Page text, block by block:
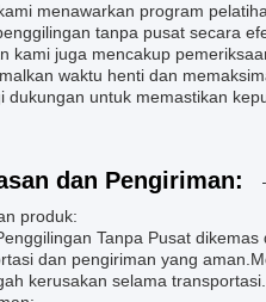
menawarkan program
tanpa pusat secara
kami juga mencakup
waktu henti dan
dukungan untuk memastikan
dan Pengiriman:
produk:
Tanpa Pusat
dan pengiriman yang
kerusakan selama transportasi.